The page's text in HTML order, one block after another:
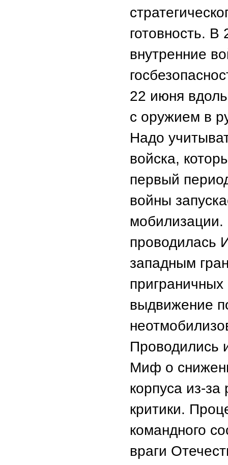
готовность.
внутренние
22 июня
с оружием в
Надо
войска,
первый
войны
мобилизации.
проводилась
западным
выдвижение
Проводились
Миф о
корпуса из-
критики.
командного
враги